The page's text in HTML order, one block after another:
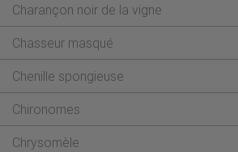
Charançon noir de la vigne
Chasseur masqué
Chenille spongieuse
Chironomes
Chrysomèle